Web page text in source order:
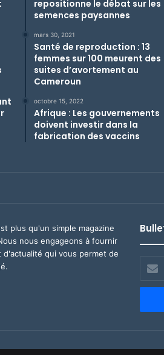
repositionne le débat sur les
semences paysannes
mars 30, 2021
Santé de reproduction : 13
femmes sur 100 meurent des
suites d’avortement au
Cameroun
octobre 15, 2022
Afrique : Les gouvernements
doivent investir dans la
fabrication des vaccins
plus qu'un simple magazine
nous engageons à fournir
qui vous permet de
Entrez
votre